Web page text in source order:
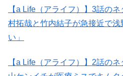
【a Life（アライフ）】3話の
村拓哉と竹内結子が急接近で
い」
【a Life（アライフ）】2話の